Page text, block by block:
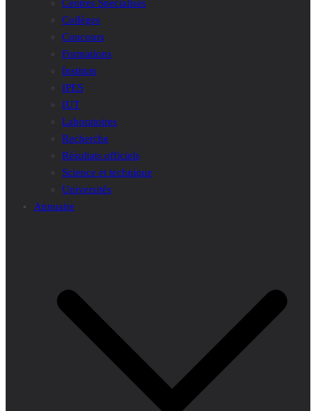
Centres Spécialisés
Collèges
Concours
Formations
Instituts
IPES
IUT
Laboratoires
Recherche
Résultats officiels
Science et technique
Universités
Annuaire